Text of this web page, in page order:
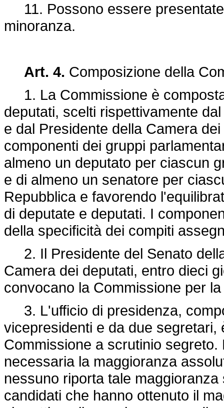
11. Possono essere
minoranza.
Art. 4. Composizione della
1. La Commissione è
deputati, scelti rispettivamente
e dal Presidente della Camera
componenti dei gruppi
almeno un deputato per ciascun
e di almeno un senatore per
Repubblica e favorendo
di deputate e deputati. I
della specificità dei compiti
2. Il Presidente del Senato
Camera dei deputati, entro dieci
convocano la Commissione per
3. L'ufficio di presidenza,
vicepresidenti e da due segretari,
Commissione a scrutinio
necessaria la maggioranza
nessuno riporta tale
candidati che hanno ottenuto il